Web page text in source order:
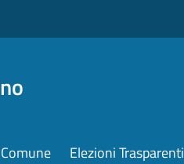
Elezioni Trasparenti